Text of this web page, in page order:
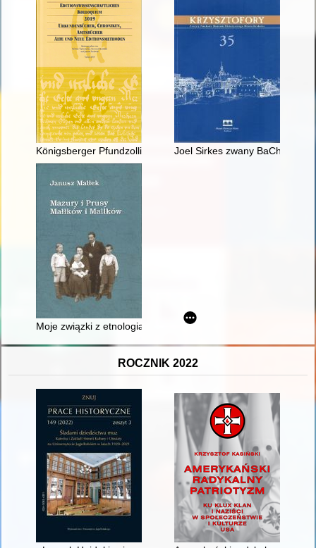
Königsberger Pfundzolliste von 1367 bis 1374 : ein Amtsbuch
Joel Sirkes zwany BaCh
Moje związki z etnologią toruńską i efekt tych relacji : o
ROCZNIK 2022